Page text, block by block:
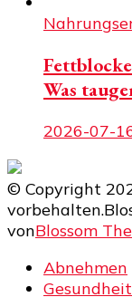
Was
2026-07-
© Copyright
vorbehalten.
vonBlossom
Abnehmen